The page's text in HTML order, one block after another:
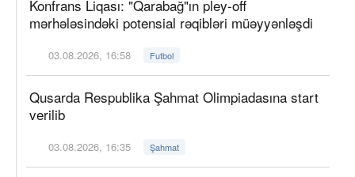
Konfrans Liqası: "Qarabağ"ın pley-off
mərhələsindəki potensial rəqibləri müəyyənləşdi
03.08.2026, 16:58 Futbol
Qusarda Respublika Şahmat Olimpiadasına start
verilib
03.08.2026, 16:35 Şahmat